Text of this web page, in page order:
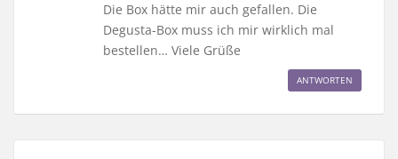
Die Box hätte mir auch gefallen. Die
Degusta-Box muss ich mir wirklich mal
bestellen… Viele Grüße
ANTWORTEN